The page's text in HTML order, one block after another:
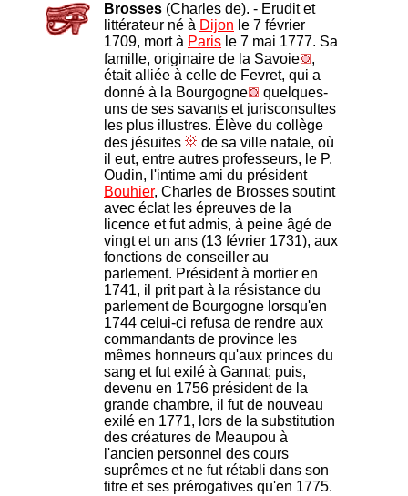
Brosses (Charles de). - Erudit et
littérateur né à Dijon le 7 février
1709, mort à Paris le 7 mai 1777. Sa
famille, originaire de la Savoie
,
était alliée à celle de Fevret, qui a
donné à la Bourgogne
quelques-
uns de ses savants et jurisconsultes
les plus illustres. Élève du collège
des jésuites
de sa ville natale, où
il eut, entre autres professeurs, le P.
Oudin, l'intime ami du président
Bouhier, Charles de Brosses soutint
avec éclat les épreuves de la
licence et fut admis, à peine âgé de
vingt et un ans (13 février 1731), aux
fonctions de conseiller au
parlement. Président à mortier en
1741, il prit part à la résistance du
parlement de Bourgogne lorsqu'en
1744 celui-ci refusa de rendre aux
commandants de province les
mêmes honneurs qu'aux princes du
sang et fut exilé à Gannat; puis,
devenu en 1756 président de la
grande chambre, il fut de nouveau
exilé en 1771, lors de la substitution
des créatures de Meaupou à
l'ancien personnel des cours
suprêmes et ne fut rétabli dans son
titre et ses prérogatives qu'en 1775.